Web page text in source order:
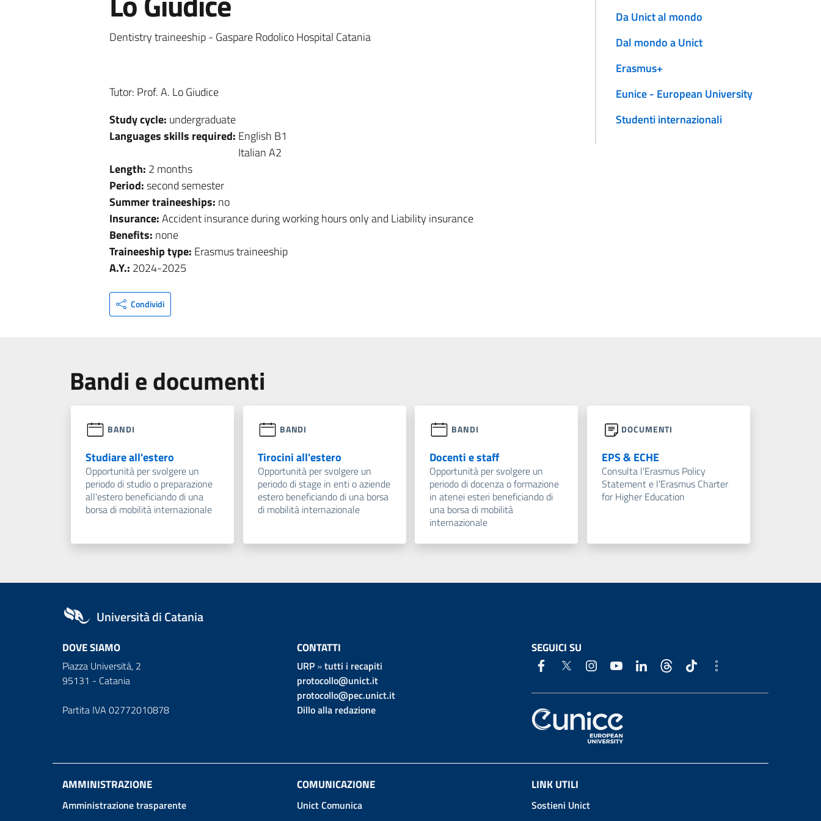
Dentistry traineeship - Gaspare Rodolico Hospital Catania
Tutor: Prof. A. Lo Giudice
Study cycle: undergraduate
Languages skills required: English B1
Italian A2
Length: 2 months
Period:second semester
Summer traineeships: no
Insurance:Accident insurance during working hours only and Liability insurance
Benefits: none
Traineeship type: Erasmus traineeship
A.Y.: 2024-2025
Condividi
Da Unict al mondo
Dal mondo a Unict
Erasmus+
Eunice - European University
Studenti internazionali
Bandi e documenti
BANDI
Studiare all'estero
Opportunità per svolgere un
periodo di studio o preparazione
all'estero beneficiando di una
borsa di mobilità internazionale
BANDI
Tirocini all'estero
Opportunità per svolgere un
periodo di stage in enti o aziende
estero beneficiando di una borsa
di mobilità internazionale
BANDI
Docenti e staff
Opportunità per svolgere un
periodo di docenza o formazione
in atenei esteri beneficiando di
una borsa di mobilità
internazionale
DOCUMENTI
EPS & ECHE
Consulta l'Erasmus Policy
Statement e l'Erasmus Charter
for Higher Education
Università di Catania
DOVE SIAMO
Piazza Università, 2
95131 - Catania
Partita IVA 02772010878
CONTATTI
URP»tutti i recapiti
protocollo@unict.it
protocollo@pec.unict.it
Dillo alla redazione
SEGUICI SU
AMMINISTRAZIONE
Amministrazione trasparente
COMUNICAZIONE
Unict Comunica
LINK UTILI
Sostieni Unict